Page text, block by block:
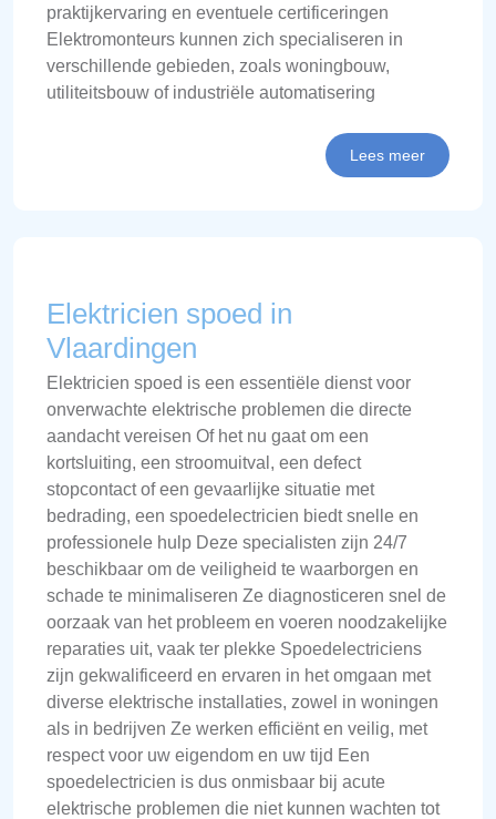
praktijkervaring en eventuele certificeringen
Elektromonteurs kunnen zich specialiseren in
verschillende gebieden, zoals woningbouw,
utiliteitsbouw of industriële automatisering
Lees meer
Elektricien spoed in
Vlaardingen
Elektricien spoed is een essentiële dienst voor
onverwachte elektrische problemen die directe
aandacht vereisen Of het nu gaat om een
kortsluiting, een stroomuitval, een defect
stopcontact of een gevaarlijke situatie met
bedrading, een spoedelectricien biedt snelle en
professionele hulp Deze specialisten zijn 24/7
beschikbaar om de veiligheid te waarborgen en
schade te minimaliseren Ze diagnosticeren snel de
oorzaak van het probleem en voeren noodzakelijke
reparaties uit, vaak ter plekke Spoedelectriciens
zijn gekwalificeerd en ervaren in het omgaan met
diverse elektrische installaties, zowel in woningen
als in bedrijven Ze werken efficiënt en veilig, met
respect voor uw eigendom en uw tijd Een
spoedelectricien is dus onmisbaar bij acute
elektrische problemen die niet kunnen wachten tot